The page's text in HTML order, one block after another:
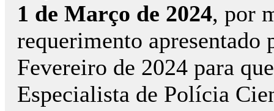
1 de Março de 2024, por
requerimento apresentado
Fevereiro de 2024 para
Especialista de Polícia